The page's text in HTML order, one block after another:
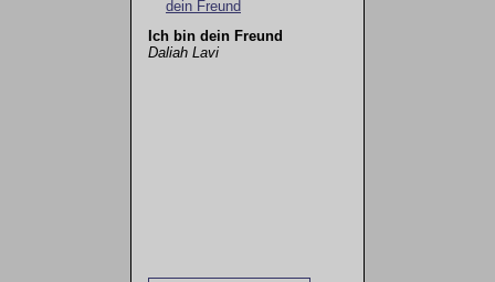
Ich bin dein Freund
Daliah Lavi